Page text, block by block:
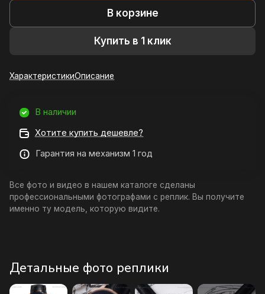
В корзине
Купить в 1 клик
ХарактеристикиОписание
В наличии
Хотите купить дешевле?
Гарантия на механизм 1 год
Все фото и видео в нашем каталоге сделаны
профессиональными фотографами с реплик. Вы получите
именно ту модель, которую видите.
Детальные фото реплики